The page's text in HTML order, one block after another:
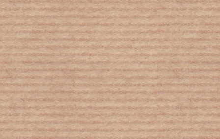
Σε μια φωτογραφία, όλη η κοινωνική
ανισότητα!